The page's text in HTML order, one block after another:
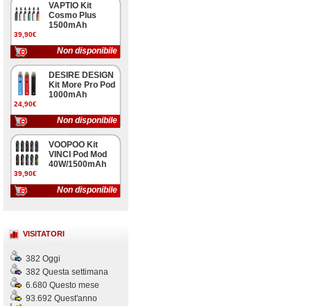
39,90€
VAPTIO Kit
Cosmo Plus
1500mAh
Non disponibile
24,90€
DESIRE DESIGN
Kit More Pro Pod
1000mAh
Non disponibile
39,90€
VOOPOO Kit
VINCI Pod Mod
40W/1500mAh
Non disponibile
VISITATORI
382 Oggi
382 Questa settimana
6.680 Questo mese
93.692 Quest'anno